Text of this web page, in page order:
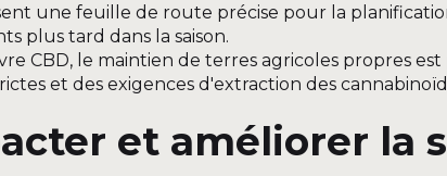
une feuille de route précise pour la
plus tard dans la saison.
CBD, le maintien de terres agricoles propres
et des exigences d'extraction des
et améliorer la